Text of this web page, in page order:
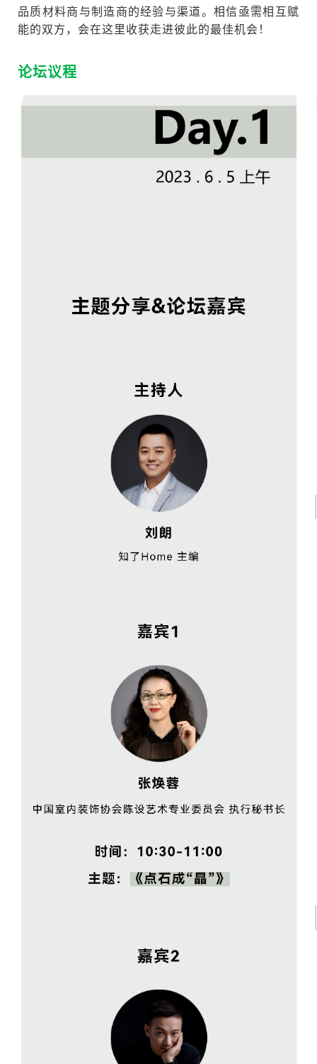
品质材料商与制造商的经验与渠道。相信亟需相互赋
能的双方，会在这里收获走进彼此的最佳机会！
论坛议程